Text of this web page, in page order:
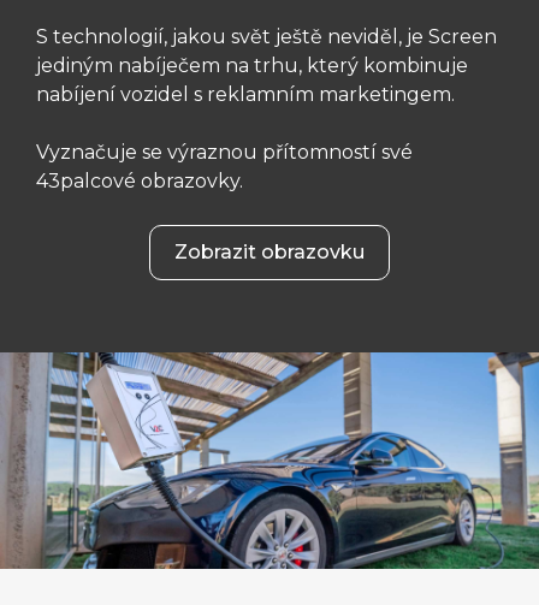
S technologií, jakou svět ještě neviděl, je Screen
jediným nabíječem na trhu, který kombinuje
nabíjení vozidel s reklamním marketingem.
Vyznačuje se výraznou přítomností své
43palcové obrazovky.
Zobrazit obrazovku